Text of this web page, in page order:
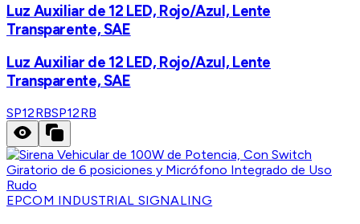
Luz Auxiliar de 12 LED, Rojo/Azul, Lente
Transparente, SAE
Luz Auxiliar de 12 LED, Rojo/Azul, Lente
Transparente, SAE
SP12RBSP12RB
EPCOM INDUSTRIAL SIGNALING